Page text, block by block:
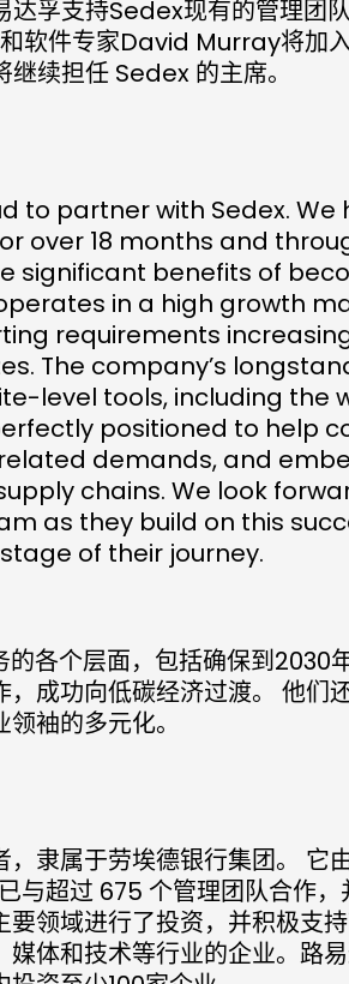
孚支持Sedex现有的管理团
软件专家David Murray将加
续担任 Sedex 的主席。
to partner with Sedex. We
over 18 months and
significant benefits of
in a high growth
requirements
The company’s
level tools, including the
positioned to help
demands, and
chains. We look
as they build on this
stage of their journey.
各个层面，包括确保到2030
成功向低碳经济过渡。 他们
袖的多元化。
隶属于劳埃德银行集团。 它
与超过 675 个管理团队合作
领域进行了投资，并积极支
体和技术等行业的企业。路